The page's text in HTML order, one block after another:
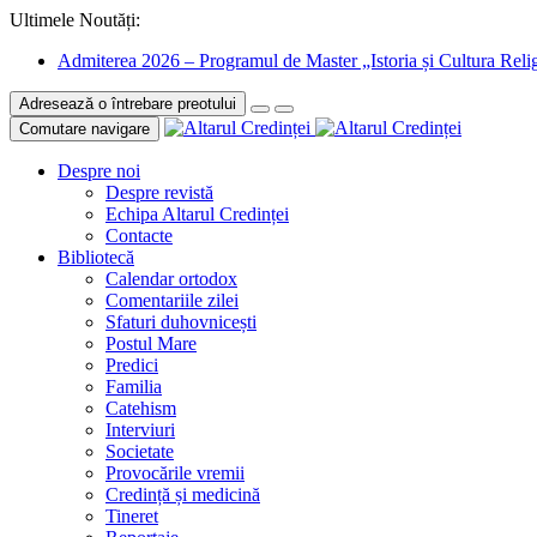
Ultimele Noutăți:
Admiterea 2026 – Programul de Master „Istoria și Cultura
Adresează o întrebare preotului
Comutare navigare
Despre noi
Despre revistă
Echipa Altarul Credinței
Contacte
Bibliotecă
Calendar ortodox
Comentariile zilei
Sfaturi duhovnicești
Postul Mare
Predici
Familia
Catehism
Interviuri
Societate
Provocările vremii
Credință și medicină
Tineret